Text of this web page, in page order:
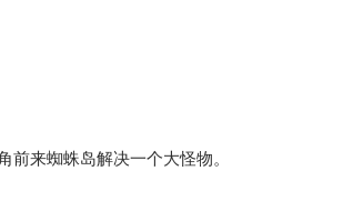
前来蜘蛛岛解决一个大怪物。